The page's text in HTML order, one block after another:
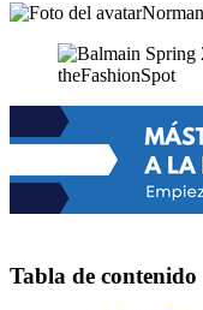
Tabla de contenido